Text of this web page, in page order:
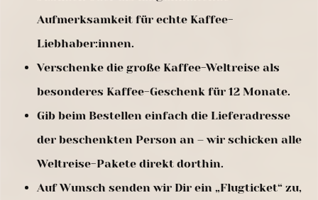
Aufmerksamkeit für echte Kaffee-
Liebhaber:innen.
Verschenke die große Kaffee-Weltreise als
besonderes Kaffee-Geschenk für 12 Monate.
Gib beim Bestellen einfach die Lieferadresse
der beschenkten Person an – wir schicken alle
Weltreise-Pakete direkt dorthin.
Auf Wunsch senden wir Dir ein „Flugticket“ zu,